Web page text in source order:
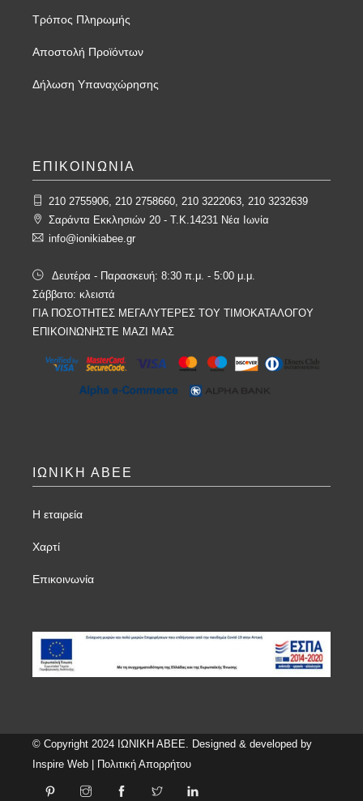
Τρόπος Πληρωμής
Αποστολή Προϊόντων
Δήλωση Υπαναχώρησης
ΕΠΙΚΟΙΝΩΝΙΑ
210 2755906, 210 2758660, 210 3222063, 210 3232639
Σαράντα Εκκλησιών 20 - T.K.14231 Νέα Ιωνία
info@ionikiabee.gr
Δευτέρα - Παρασκευή: 8:30 π.μ. - 5:00 μ.μ.
Σάββατο: κλειστά
ΓΙΑ ΠΟΣΟΤΗΤΕΣ ΜΕΓΑΛΥΤΕΡΕΣ ΤΟΥ ΤΙΜΟΚΑΤΑΛΟΓΟΥ
ΕΠΙΚΟΙΝΩΝΗΣΤΕ ΜΑΖΙ ΜΑΣ
ΙΩΝΙΚΗ ΑΒΕΕ
Η εταιρεία
Χαρτί
Επικοινωνία
© Copyright 2024 ΙΩΝΙΚΗ ΑΒΕΕ. Designed & developed by
Inspire Web
Πολιτική Απορρήτου